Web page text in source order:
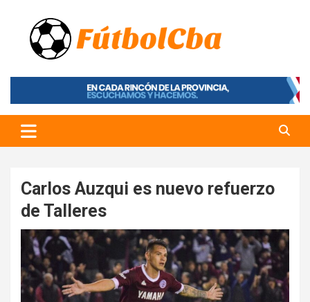
content
Fútbol CBA
Portal de Fútbol en Córdoba
Carlos Auzqui es nuevo refuerzo
de Talleres